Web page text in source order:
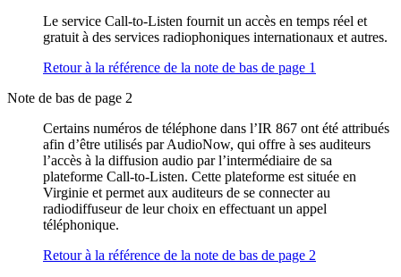
Le service Call-to-Listen fournit un accès en temps réel et
gratuit à des services radiophoniques internationaux et autres.
Retour à la référence de la note de bas de page 1
Note de bas de page 2
Certains numéros de téléphone dans l’IR 867 ont été attribués
afin d’être utilisés par AudioNow, qui offre à ses auditeurs
l’accès à la diffusion audio par l’intermédiaire de sa
plateforme Call-to-Listen. Cette plateforme est située en
Virginie et permet aux auditeurs de se connecter au
radiodiffuseur de leur choix en effectuant un appel
téléphonique.
Retour à la référence de la note de bas de page 2